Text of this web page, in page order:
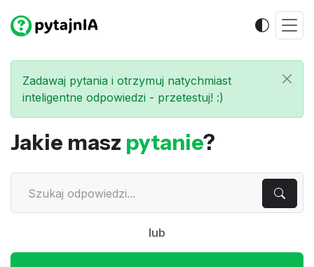
Zadawaj pytania i otrzymuj natychmiast
inteligentne odpowiedzi - przetestuj! :)
Jakie masz pytanie?
lub